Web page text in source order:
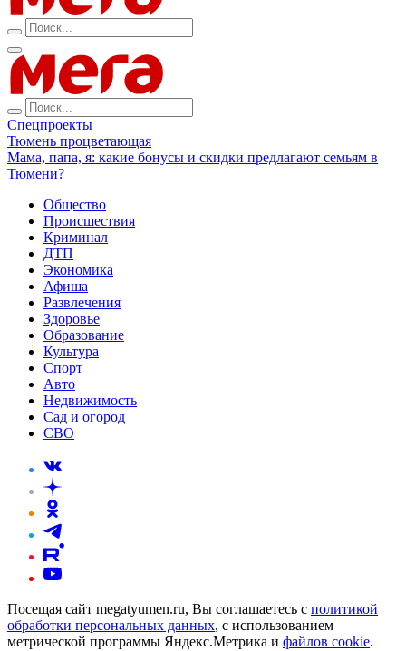
Спецпроекты
Тюмень процветающая
Мама, папа, я: какие бонусы и скидки предлагают семьям в
Тюмени?
Общество
Происшествия
Криминал
ДТП
Экономика
Афиша
Развлечения
Здоровье
Образование
Культура
Спорт
Авто
Недвижимость
Сад и огород
СВО
Посещая сайт megatyumen.ru, Вы соглашаетесь с политикой
обработки персональных данных, с использованием
метрической программы Яндекс.Метрика и файлов cookie.